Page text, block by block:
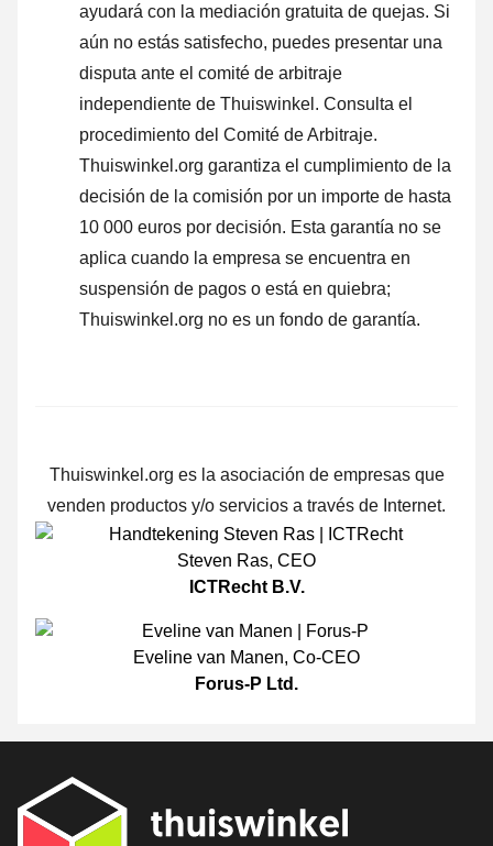
ayudará con la mediación gratuita de quejas. Si
aún no estás satisfecho, puedes presentar una
disputa ante el comité de arbitraje
independiente de Thuiswinkel. Consulta el
procedimiento del Comité de Arbitraje.
Thuiswinkel.org garantiza el cumplimiento de la
decisión de la comisión por un importe de hasta
10 000 euros por decisión. Esta garantía no se
aplica cuando la empresa se encuentra en
suspensión de pagos o está en quiebra;
Thuiswinkel.org no es un fondo de garantía.
Thuiswinkel.org es la asociación de empresas que
venden productos y/o servicios a través de Internet.
Steven Ras, CEO
ICTRecht B.V.
Eveline van Manen, Co-CEO
Forus-P Ltd.